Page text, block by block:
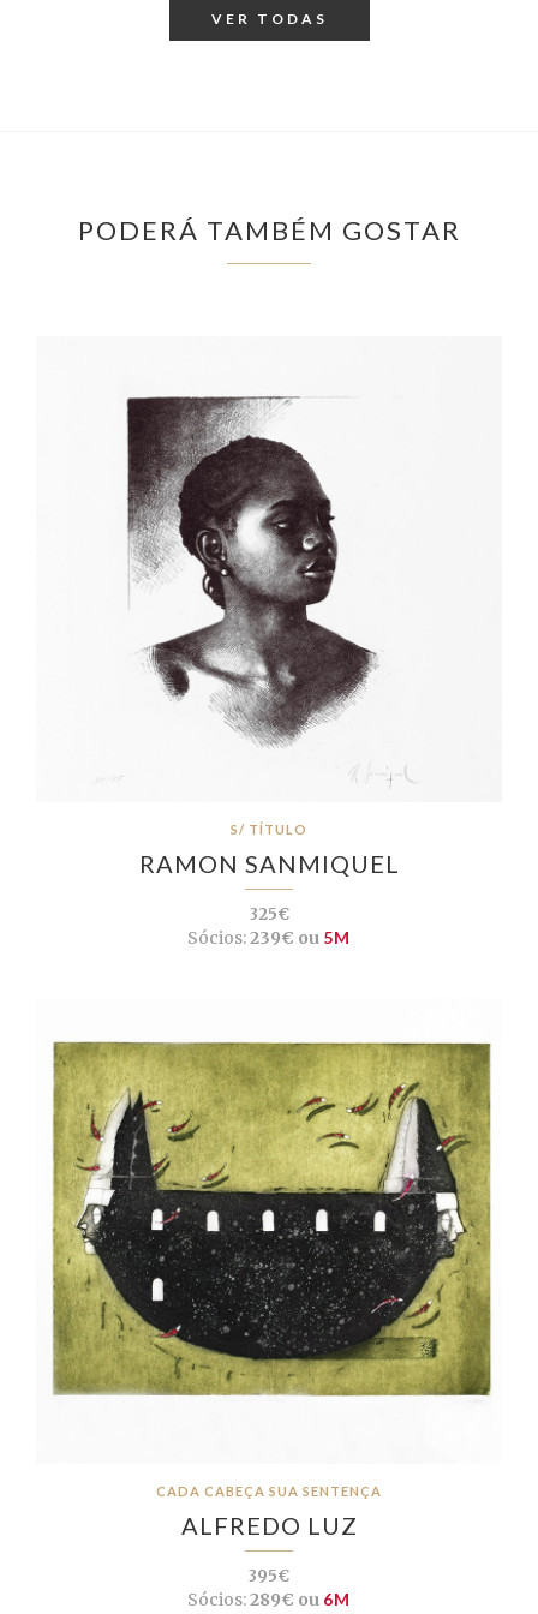
VER TODAS
PODERÁ TAMBÉM GOSTAR
S/ TÍTULO
RAMON SANMIQUEL
325€
Sócios:239€ ou 5M
CADA CABEÇA SUA SENTENÇA
ALFREDO LUZ
395€
Sócios:289€ ou 6M